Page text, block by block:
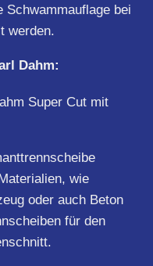
Schwammauflage bei
werden.
Dahm:
wie
oder auch Beton
für den